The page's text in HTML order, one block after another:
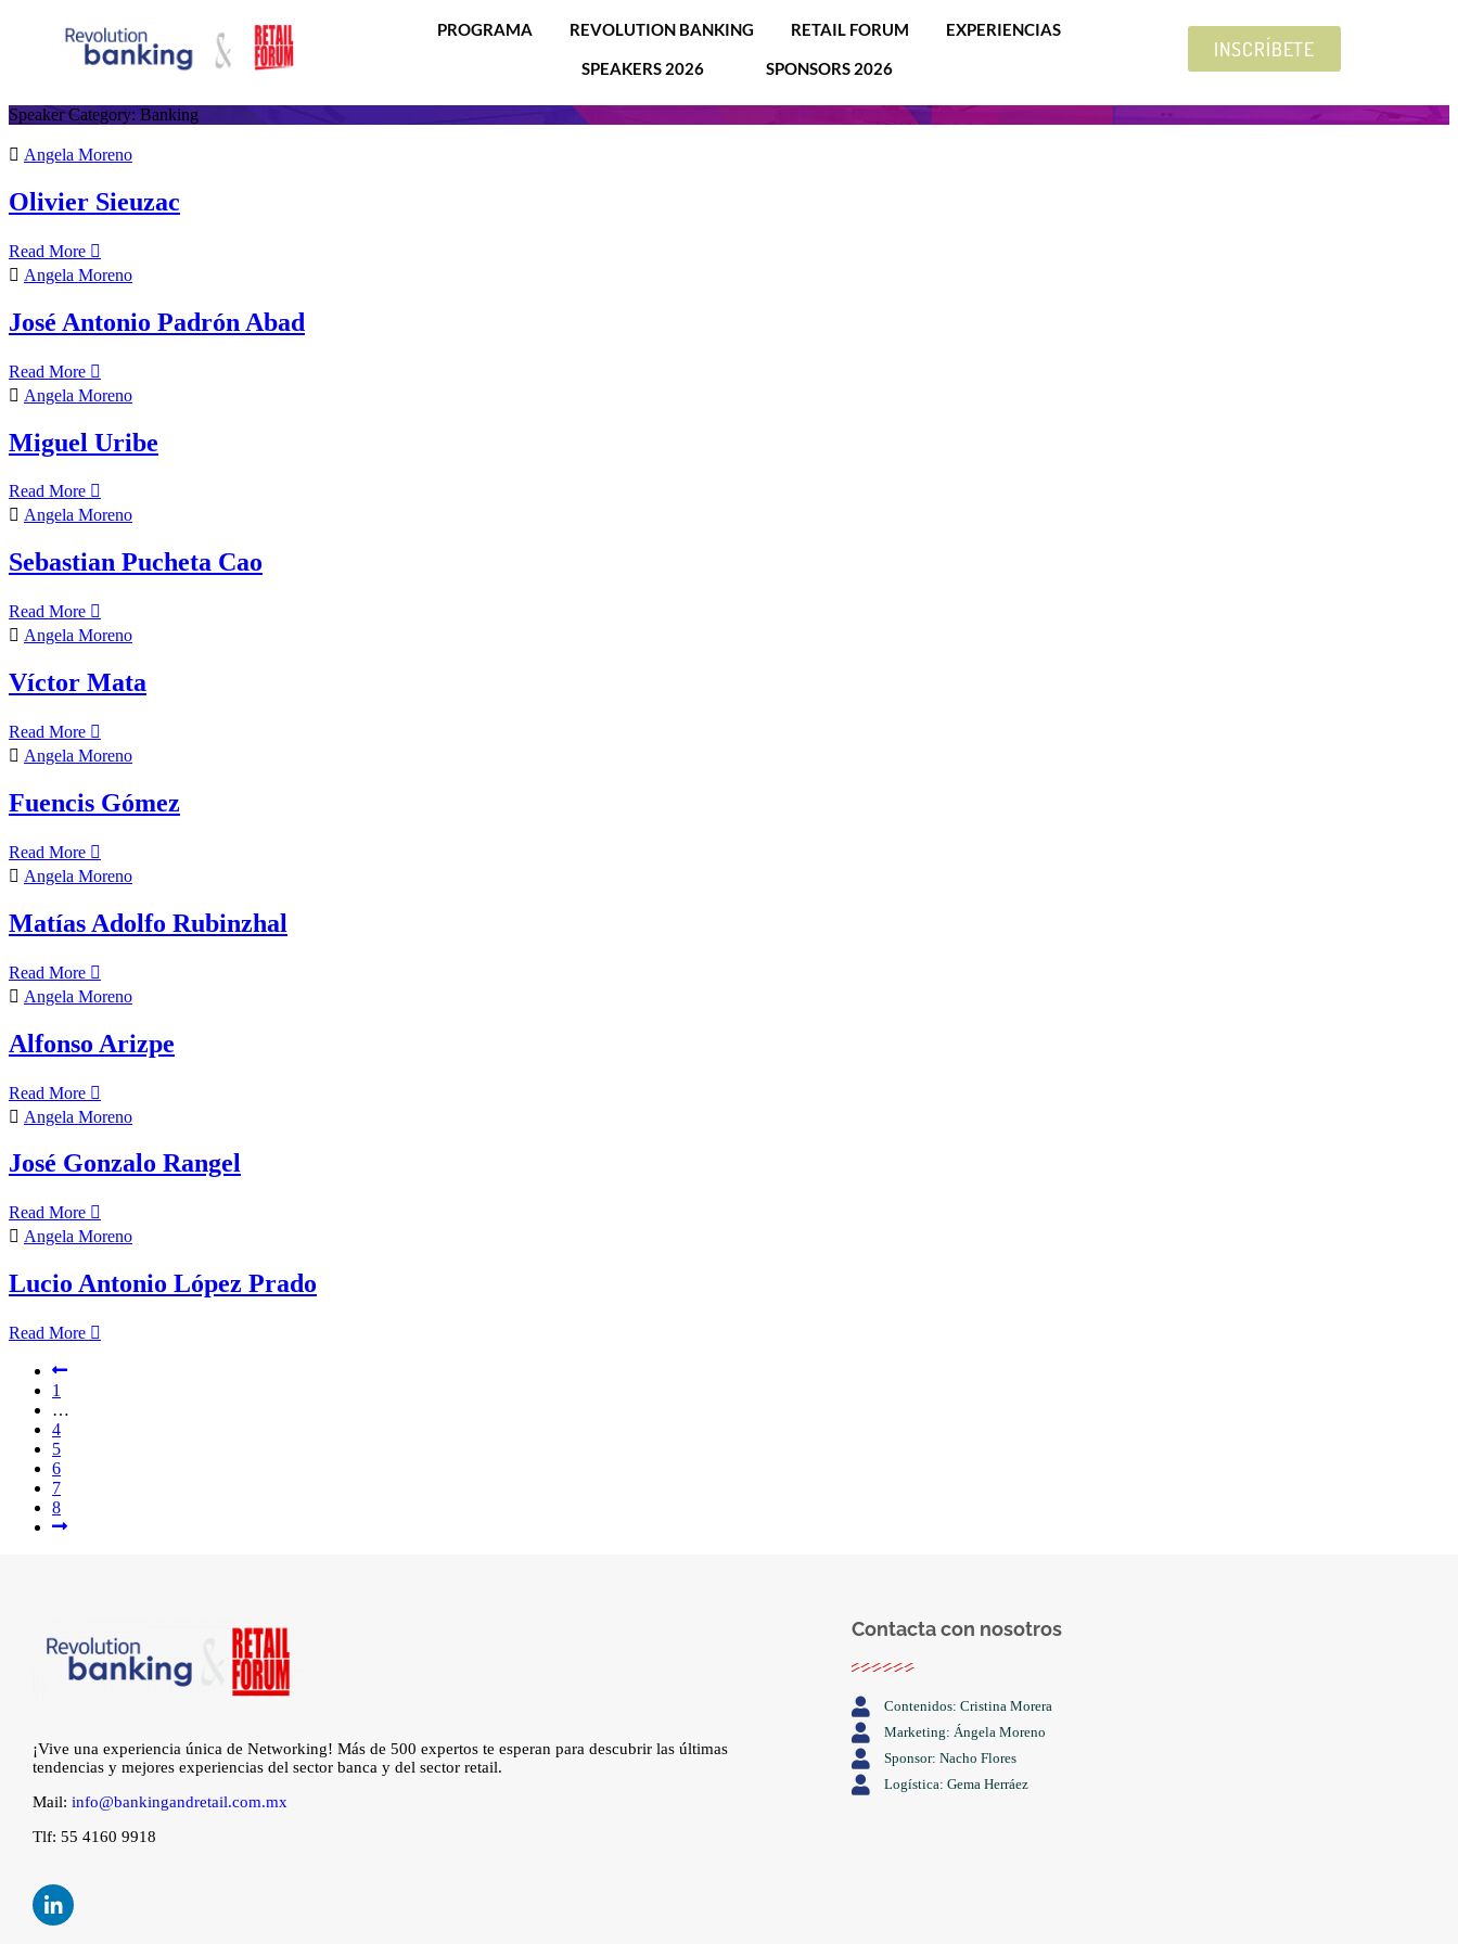
PROGRAMA REVOLUTION BANKING RETAIL FORUM
EXPERIENCIAS
SPEAKERS 2026
SPONSORS 2026
INSCRÍBETE
Speaker Category: Banking
Angela Moreno
Olivier Sieuzac
Read More
Angela Moreno
José Antonio Padrón Abad
Read More
Angela Moreno
Miguel Uribe
Read More
Angela Moreno
Sebastian Pucheta Cao
Read More
Angela Moreno
Víctor Mata
Read More
Angela Moreno
Fuencis Gómez
Read More
Angela Moreno
Matías Adolfo Rubinzhal
Read More
Angela Moreno
Alfonso Arizpe
Read More
Angela Moreno
José Gonzalo Rangel
Read More
Angela Moreno
Lucio Antonio López Prado
Read More
1
…
4
5
6
7
8
¡Vive una experiencia única de Networking! Más de 500 expertos te esperan para descubrir las últimas
tendencias y mejores experiencias del sector banca y del sector retail.
Mail: info@bankingandretail.com.mx
Tlf: 55 4160 9918
Contacta con nosotros
Contenidos: Cristina Morera
Marketing: Ángela Moreno
Sponsor: Nacho Flores
Logística: Gema Herráez